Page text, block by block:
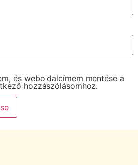
és weboldalcímem mentése a
hozzászólásomhoz.